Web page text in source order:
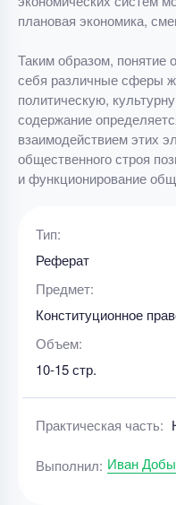
плановая экономика,
Таким образом, понятие
себя различные сферы
политическую,
содержание
взаимодействием этих
общественного строя
и функционирование
Тип:
Реферат
Предмет:
Конституционное
Объем:
10-15 стр.
Практическая часть:
Выполнил: Иван